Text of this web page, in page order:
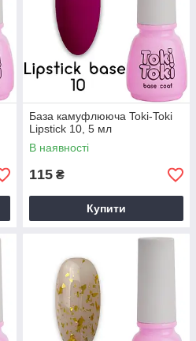
База камуфлююча Toki-Toki
Lipstick 10, 5 мл
В наявності
115 ₴
Купити